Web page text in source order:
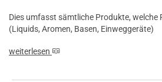
Dies umfasst sämtliche Produkte, welche
(Liquids, Aromen, Basen, Einweggeräte)
weiterlesen